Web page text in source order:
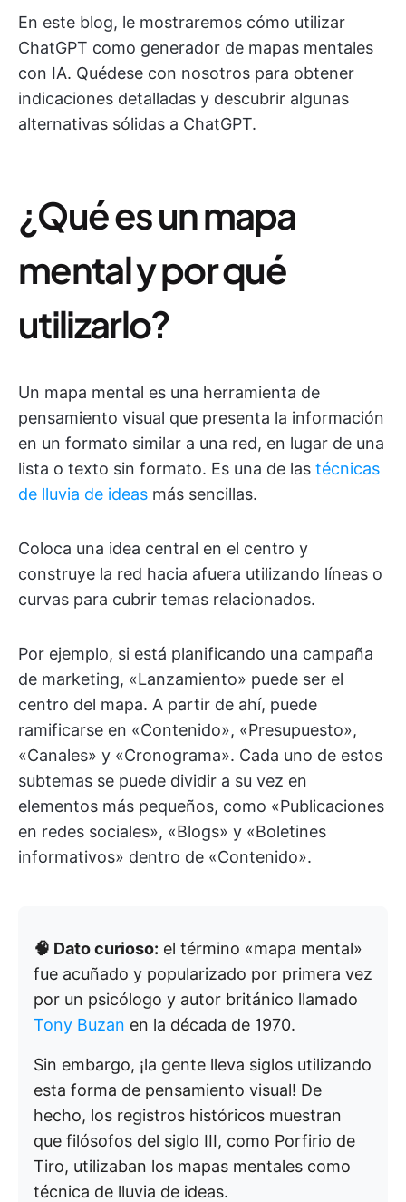
En este blog, le mostraremos cómo utilizar
ChatGPT como generador de mapas mentales
con IA. Quédese con nosotros para obtener
indicaciones detalladas y descubrir algunas
alternativas sólidas a ChatGPT.
¿Qué es un mapa
mental y por qué
utilizarlo?
Un mapa mental es una herramienta de
pensamiento visual que presenta la información
en un formato similar a una red, en lugar de una
lista o texto sin formato. Es una de las técnicas
de lluvia de ideas más sencillas.
Coloca una idea central en el centro y
construye la red hacia afuera utilizando líneas o
curvas para cubrir temas relacionados.
Por ejemplo, si está planificando una campaña
de marketing, «Lanzamiento» puede ser el
centro del mapa. A partir de ahí, puede
ramificarse en «Contenido», «Presupuesto»,
«Canales» y «Cronograma». Cada uno de estos
subtemas se puede dividir a su vez en
elementos más pequeños, como «Publicaciones
en redes sociales», «Blogs» y «Boletines
informativos» dentro de «Contenido».
🧠 Dato curioso: el término «mapa mental»
fue acuñado y popularizado por primera vez
por un psicólogo y autor británico llamado
Tony Buzan en la década de 1970.
Sin embargo, ¡la gente lleva siglos utilizando
esta forma de pensamiento visual! De
hecho, los registros históricos muestran
que filósofos del siglo III, como Porfirio de
Tiro, utilizaban los mapas mentales como
técnica de lluvia de ideas.